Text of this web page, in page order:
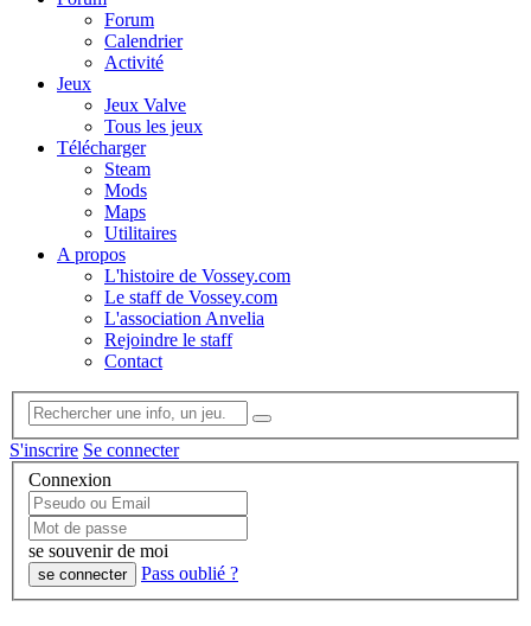
Forum
Calendrier
Activité
Jeux
Jeux Valve
Tous les jeux
Télécharger
Steam
Mods
Maps
Utilitaires
A propos
L'histoire de Vossey.com
Le staff de Vossey.com
L'association Anvelia
Rejoindre le staff
Contact
S'inscrire Se connecter
Connexion
se souvenir de moi
Pass oublié ?